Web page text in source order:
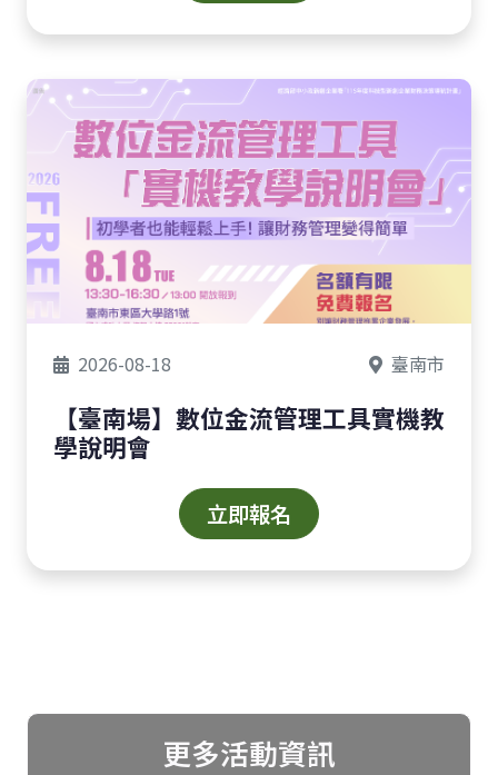
2026-08-18 臺南市
【臺南場】數位金流管理工具實機教
學說明會
立即報名
更多活動資訊